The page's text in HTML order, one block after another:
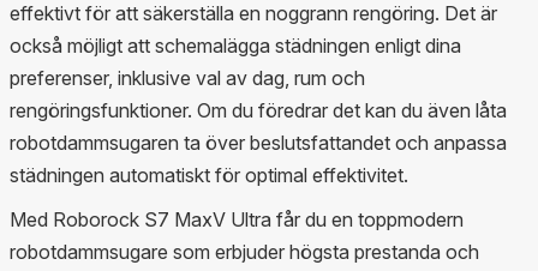
effektivt för att säkerställa en noggrann rengöring. Det är
också möjligt att schemalägga städningen enligt dina
preferenser, inklusive val av dag, rum och
rengöringsfunktioner. Om du föredrar det kan du även låta
robotdammsugaren ta över beslutsfattandet och anpassa
städningen automatiskt för optimal effektivitet.
Med Roborock S7 MaxV Ultra får du en toppmodern
robotdammsugare som erbjuder högsta prestanda och